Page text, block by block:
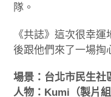
隊。
《共誌》這次很幸
後跟他們來了一場
場景：台北市民生社
人物：Kumi（製片組